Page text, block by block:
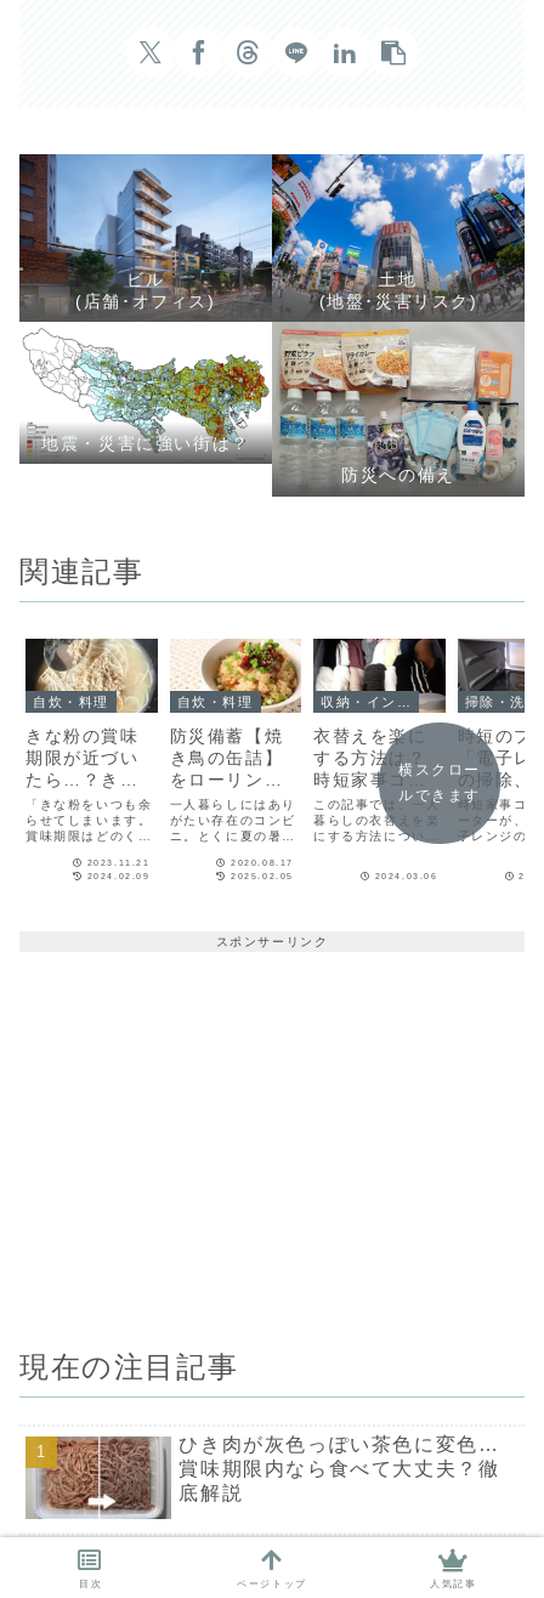
ビル
(店舗･オフィス)
土地
(地盤･災害リスク)
地震・災害に強い街は？
防災への備え
関連記事
自炊・料理
きな粉の賞味
期限が近づい
たら…？きな
粉ラーメン
他、食べ切り
アイデア
「きな粉をいつも余
らせてしまいます。
賞味期限はどのくら
しょうか？」という
質問に、食物検定1
2023.11.21
2024.02.09
自炊・料理
防災備蓄【焼
き鳥の缶詰】
をローリング
ストック♪鶏肉
とごぼうの炊
き込みご飯
一人暮らしにはあり
がたい存在のコンビ
ニ。とくに夏の暑い
億劫で、コンビニを
利用する回数が増え
は「自炊したいけど
2020.08.17
2025.02.05
衣替えを楽に
する方法は？
時短家事コー
ディネーター
の収納アイデ
ア
この記事では、一人
暮らしの衣替えを楽
にする方法につい
践しているやり方を
2024.03.06
時短のプ
「電子レ
の掃除、
マロで毎
サッと」
ピカに！
時短家事コ
ーターが、
子レンジの
ッチンリセ
横スクロー
ルできます
スポンサーリンク
現在の注目記事
ひき肉が灰色っぽい茶色に変色…
賞味期限内なら食べて大丈夫？徹
底解説
ゴーヤの赤い種は食べても大丈
夫？腐敗？完熟？おすすめの食べ
目次 ページトップ 人気記事